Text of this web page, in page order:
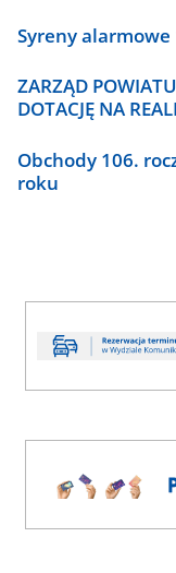
Syreny
ZARZĄD
DOTACJĘ NA
Obchody 106.
roku